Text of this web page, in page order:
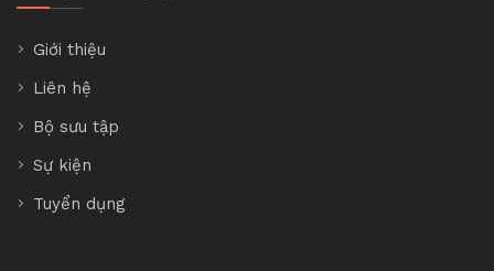
Giới thiệu
Liên hệ
Bộ sưu tập
Sự kiện
Tuyển dụng